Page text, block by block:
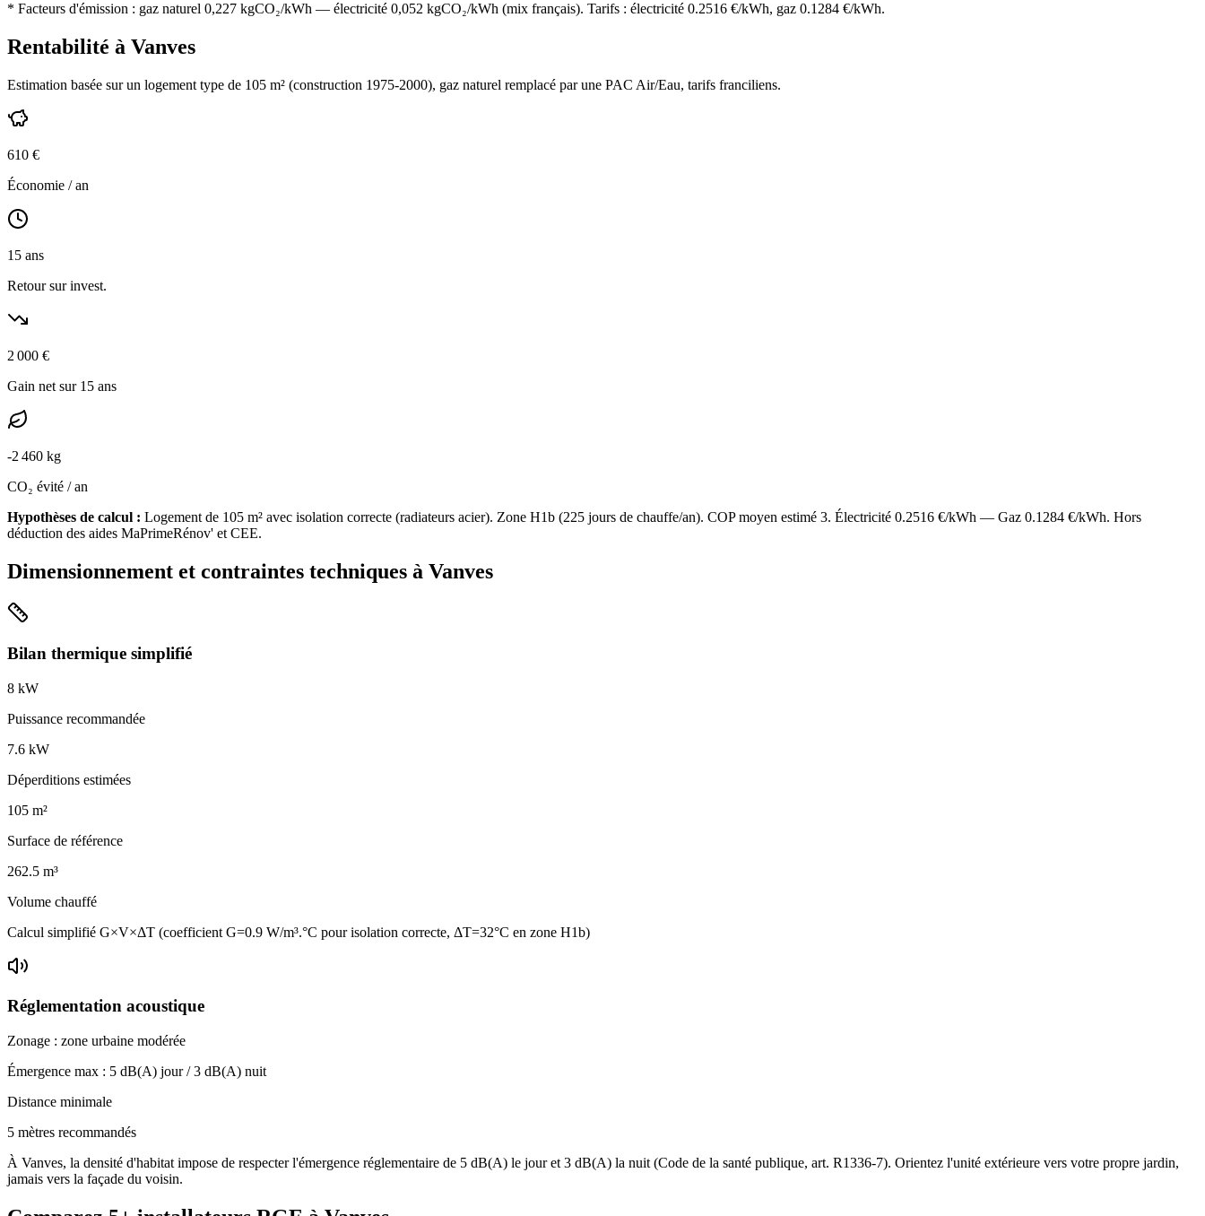
* Facteurs d'émission : gaz naturel 0,227 kgCO₂/kWh — électricité 0,052 kgCO₂/kWh (mix français). Tarifs : électricité 0.2516 €/kWh, gaz 0.1284 €/kWh.
Rentabilité à Vanves
Estimation basée sur un logement type de 105 m² (construction 1975-2000), gaz naturel remplacé par une PAC Air/Eau, tarifs franciliens.
610 €
Économie / an
15 ans
Retour sur invest.
2 000 €
Gain net sur 15 ans
-2 460 kg
CO₂ évité / an
Hypothèses de calcul : Logement de 105 m² avec isolation correcte (radiateurs acier). Zone H1b (225 jours de chauffe/an). COP moyen estimé 3. Électricité 0.2516 €/kWh — Gaz 0.1284 €/kWh. Hors
déduction des aides MaPrimeRénov' et CEE.
Dimensionnement et contraintes techniques à Vanves
Bilan thermique simplifié
8 kW
Puissance recommandée
7.6 kW
Déperditions estimées
105 m²
Surface de référence
262.5 m³
Volume chauffé
Calcul simplifié G×V×ΔT (coefficient G=0.9 W/m³.°C pour isolation correcte, ΔT=32°C en zone H1b)
Réglementation acoustique
Zonage : zone urbaine modérée
Émergence max : 5 dB(A) jour /3 dB(A) nuit
Distance minimale
5 mètres recommandés
À Vanves, la densité d'habitat impose de respecter l'émergence réglementaire de 5 dB(A) le jour et 3 dB(A) la nuit (Code de la santé publique, art. R1336-7). Orientez l'unité extérieure vers votre propre jardin,
jamais vers la façade du voisin.